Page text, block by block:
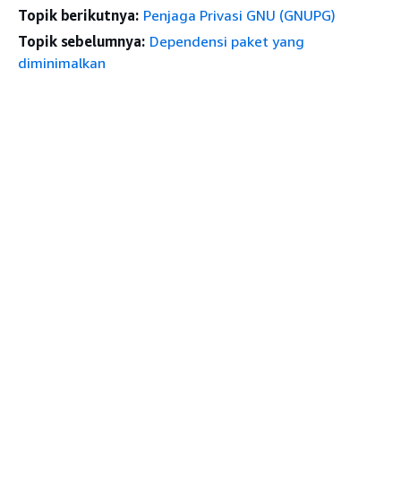
Topik berikutnya: Penjaga Privasi GNU (GNUPG)
Topik sebelumnya: Dependensi paket yang
diminimalkan